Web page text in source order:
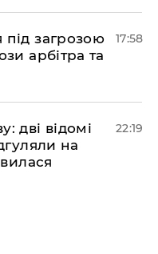
загрозою
арбітра та
17:58
дві відомі
на
22:19